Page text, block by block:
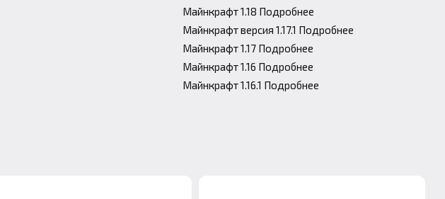
Майнкрафт 1.18 Подробнее
Майнкрафт версия 1.17.1 Подробнее
Майнкрафт 1.17 Подробнее
Майнкрафт 1.16 Подробнее
Майнкрафт 1.16.1 Подробнее